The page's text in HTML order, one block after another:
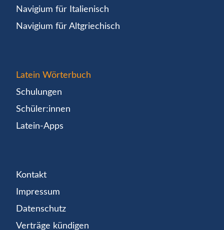
Navigium für Italienisch
Navigium für Altgriechisch
Latein Wörterbuch
Schulungen
Schüler:innen
Latein-Apps
Kontakt
Impressum
Datenschutz
Verträge kündigen